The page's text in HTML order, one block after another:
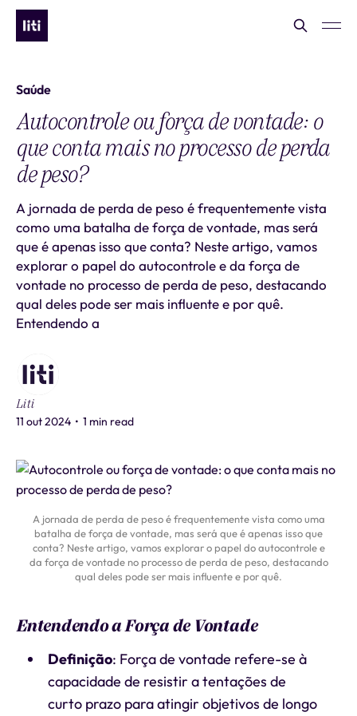
Saúde
Autocontrole ou força de vontade: o
que conta mais no processo de perda
de peso?
A jornada de perda de peso é frequentemente vista
como uma batalha de força de vontade, mas será
que é apenas isso que conta? Neste artigo, vamos
explorar o papel do autocontrole e da força de
vontade no processo de perda de peso, destacando
qual deles pode ser mais influente e por quê.
Entendendo a
Liti
11 out 2024 • 1 min read
A jornada de perda de peso é frequentemente vista como uma
batalha de força de vontade, mas será que é apenas isso que
conta? Neste artigo, vamos explorar o papel do autocontrole e
da força de vontade no processo de perda de peso, destacando
qual deles pode ser mais influente e por quê.
Entendendo a Força de Vontade
Definição: Força de vontade refere-se à
capacidade de resistir a tentações de
curto prazo para atingir objetivos de longo